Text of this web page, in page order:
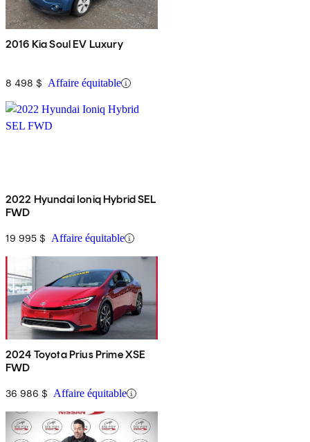
2016 Kia Soul EV Luxury
8 498 $ Affaire équitable
2022 Hyundai Ioniq Hybrid SEL
FWD
19 995 $ Affaire équitable
2024 Toyota Prius Prime XSE
FWD
36 986 $ Affaire équitable